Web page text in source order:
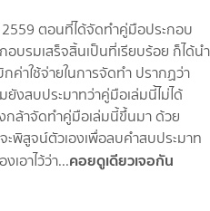
ตอนที่ได้จัดทำคู่มือประกอบ
บรมเสร็จสิ้นเป็นที่เรียบร้อย ก็ได้นำ
ค่าใช้จ่ายในการจัดทำ ปรากฏว่า
งสบประมาทว่าคู่มือเล่มนี้ไม่ได้
ล้าจัดทำคู่มือเล่มนี้ขึ้นมา ด้วย
พิสูจน์ตัวเองเพื่อลบคำสบประมาท
อาไว้ว่า...คอยดูเดียวเจอกัน